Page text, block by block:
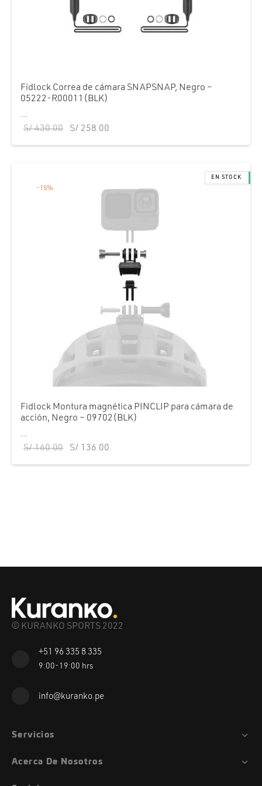
Fidlock Correa de cámara SNAPSNAP, Negro –
05222-R00011(BLK)
...
S/430.00
El precio
S/ 258.00
-15%
Fidlock Montura magnética PINCLIP para cámara de
acción, Negro – 09702(BLK)
...
S/160.00
El precio
S/ 136.00
© KURANKO SPORTS 2022
+51 96 335 8 335
9:00-19:00 hrs
info@kuranko.pe
Servicios
Acerca De Nosotros